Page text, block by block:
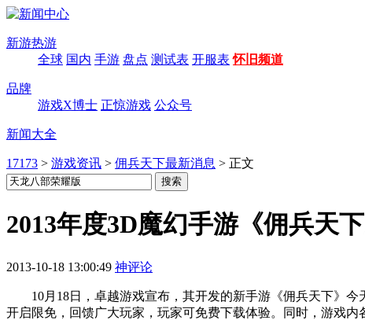
新游热游
全球 国内 手游 盘点 测试表 开服表 怀旧频道
品牌
游戏X博士 正惊游戏 公众号
新闻大全
17173 > 游戏资讯 > 佣兵天下最新消息 > 正文
2013年度3D魔幻手游《佣兵天
2013-10-18 13:00:49 神评论
10月18日，卓越游戏宣布，其开发的新手游《佣兵天下》今
开启限免，回馈广大玩家，玩家可免费下载体验。同时，游戏内